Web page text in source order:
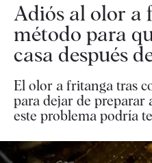
Adiós al olor a
método para
casa después
El olor a fritanga tras
para dejar de preparar
este problema podría